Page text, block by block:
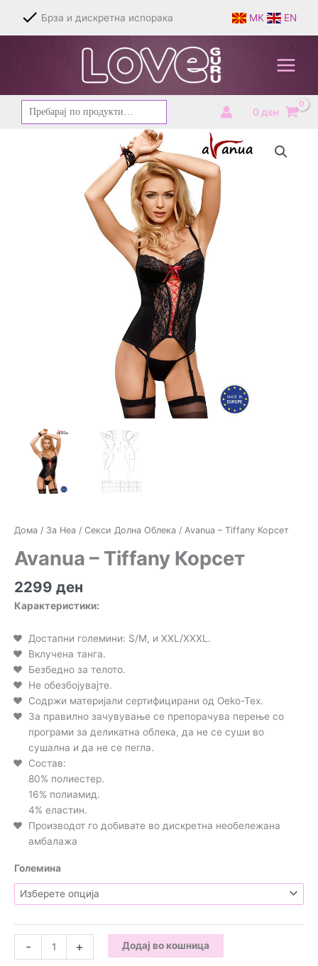
content
Брза и дискретна испорака MK EN
Барај
за:
0 ден
Дома / За Неа / Секси Долна Облека / Avanua – Tiffany Корсет
Avanua – Tiffany Корсет
2299 ден
Карактеристики:
Достапни големини: S/M, и XXL/XXXL.
Вклучена танга.
Безбедно за телото.
Не обезбојувајте.
Содржи материјали сертифицирани од Oeko-Tex.
За правилно зачувување се препорачува перење со
програми за деликатна облека, да не се суши во
сушална и да не се пегла.
Состав:
80% полиестер.
16% полиамид.
4% еластин.
Производот го добивате во дискретна необележана
амбалажа
Големина
-
-
+ Додај во кошница